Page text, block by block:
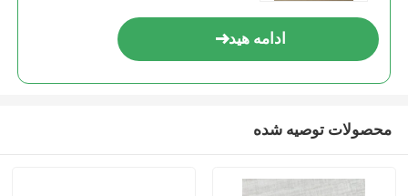
ادامه هید
محصولات توصیه شده